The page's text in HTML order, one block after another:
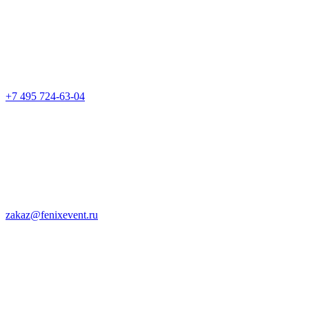
+7 495 724-63-04
zakaz@fenixevent.ru